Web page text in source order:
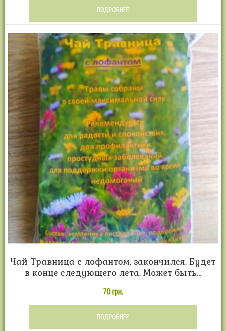
ПОДРОБНЕЕ
Чай Травница с лофантом, закончился. Будет
в конце следующего лета. Может быть…
70грн.
ПОДРОБНЕЕ